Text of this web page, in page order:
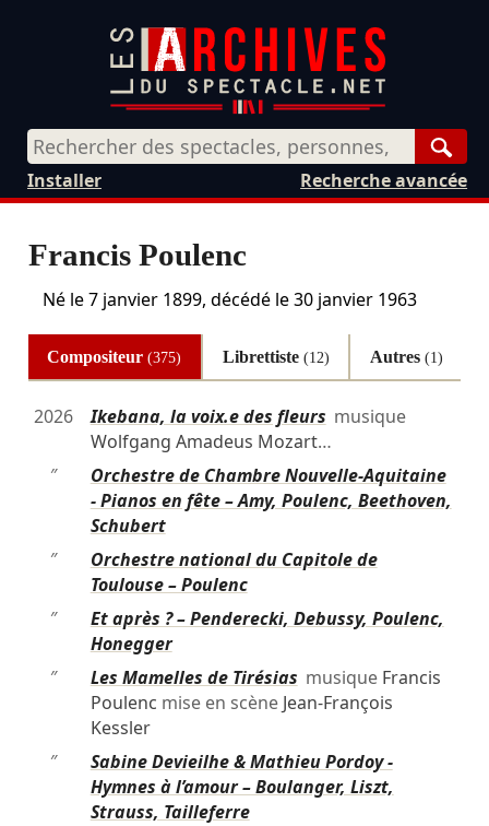
Recherche avancée
Installer
Francis Poulenc
Né le7 janvier 1899, décédé le30 janvier 1963
Compositeur(375) Librettiste (12) Autres(1)
2026 Ikebana, la voix.e des fleurs musique
Wolfgang Amadeus Mozart…
″
Orchestre de Chambre Nouvelle-Aquitaine
- Pianos en fête – Amy, Poulenc, Beethoven,
Schubert
″
Orchestre national du Capitole de
Toulouse – Poulenc
″
Et après ? – Penderecki, Debussy, Poulenc,
Honegger
″
Les Mamelles de Tirésias musique Francis
Poulenc mise en scène Jean-François
Kessler
″
Sabine Devieilhe & Mathieu Pordoy -
Hymnes à l’amour – Boulanger, Liszt,
Strauss, Tailleferre